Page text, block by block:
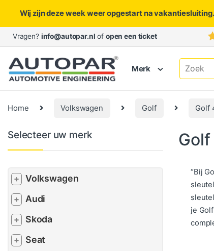
Wij zijn deze week weer opgestart na
Skip to navigation
Skip to content
Vragen? info@autopar.nl of open een ticket
Merk
Search for:
Home Volkswagen Golf Golf
“Bij
je
Selecteer uw merk
+ Volkswagen
+ Audi
+ Skoda
+ Seat